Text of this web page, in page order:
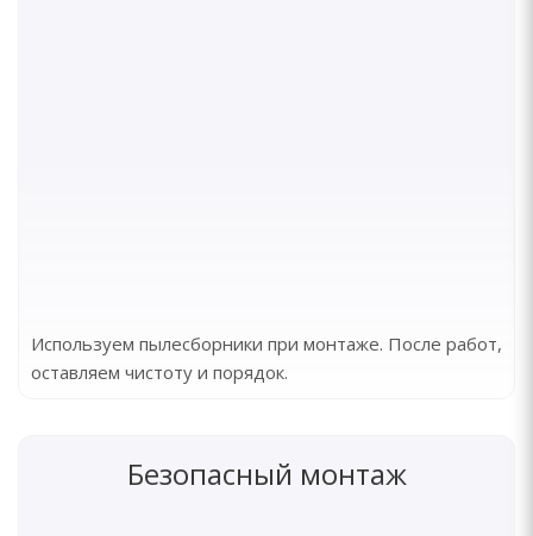
Используем пылесборники при монтаже. После работ,
оставляем чистоту и порядок.
Безопасный монтаж